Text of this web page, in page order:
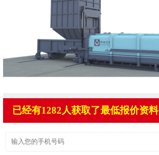
已经有1282人获取了最低报价资料